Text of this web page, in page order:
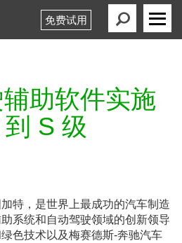
免费试用
Primary
助软件实施
S 级
特，是世界上最成功的汽车制造
系统和自动驾驶领域的创新领导
色技术以及梅赛德斯-奔驰汽车